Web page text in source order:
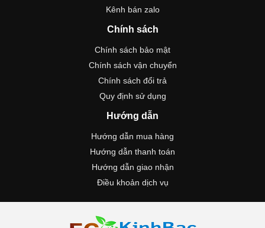
Kênh bán zalo
Chính sách
Chính sách bảo mật
Chính sách vận chuyển
Chính sách đổi trả
Quy định sử dụng
Hướng dẫn
Hướng dẫn mua hàng
Hướng dẫn thanh toán
Hướng dẫn giao nhận
Điều khoản dịch vụ